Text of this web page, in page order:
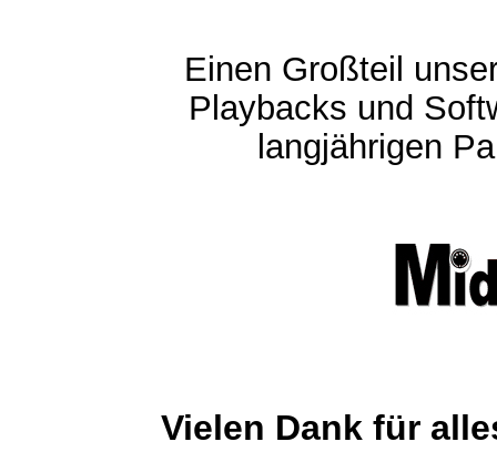
Einen Großteil
Playbacks und
langjährigen
Vielen Dank für